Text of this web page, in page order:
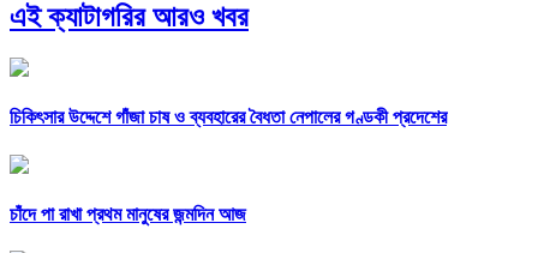
এই ক্যাটাগরির আরও খবর
চিকিৎসার উদ্দেশে গাঁজা চাষ ও ব্যবহারের বৈধতা নেপালের গণ্ডকী প্রদেশের
চাঁদে পা রাখা প্রথম মানুষের জন্মদিন আজ